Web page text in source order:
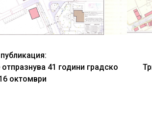
41 години градско
октомври